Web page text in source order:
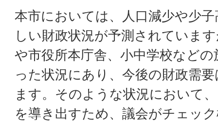
本市においては、人口減少や少
しい財政状況が予測されていま
や市役所本庁舎、小中学校など
った状況にあり、今後の財政需
ます。そのような状況において
を導き出すため、議会がチェッ